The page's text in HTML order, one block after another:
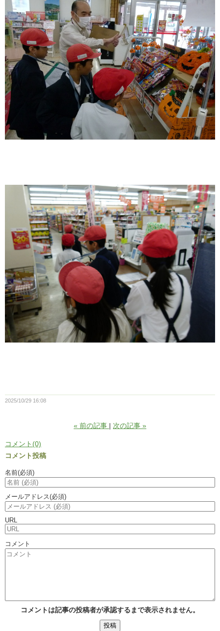
2025/10/29 16:08
« 前の記事 次の記事 »
コメント(0)
コメント投稿
名前(必須)
メールアドレス(必須)
URL
コメント
コメントは記事の投稿者が承認するまで表示されません。